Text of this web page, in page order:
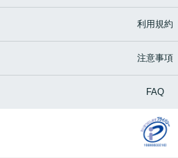
利用規約
注意事項
FAQ